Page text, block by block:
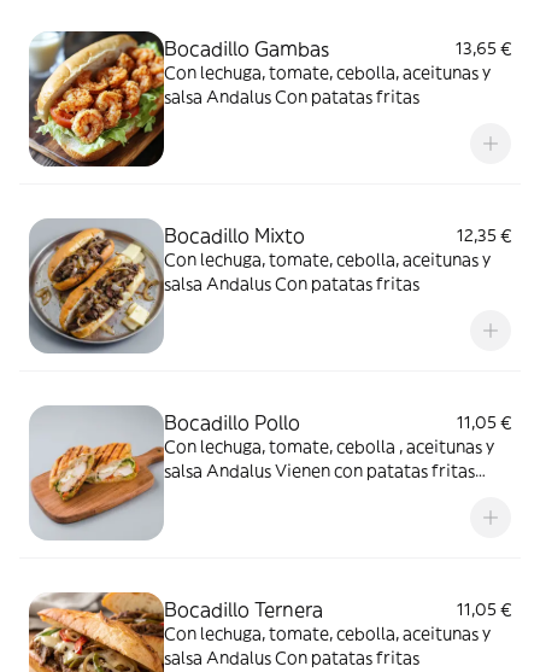
Bocadillo Gambas
13,65 €
Con lechuga, tomate, cebolla, aceitunas y
salsa Andalus Con patatas fritas
Bocadillo Mixto
12,35 €
Con lechuga, tomate, cebolla, aceitunas y
salsa Andalus Con patatas fritas
Bocadillo Pollo
11,05 €
Con lechuga, tomate, cebolla , aceitunas y
salsa Andalus Vienen con patatas fritas
Bocadillo Ternera
11,05 €
Con lechuga, tomate, cebolla, aceitunas y
salsa Andalus Con patatas fritas